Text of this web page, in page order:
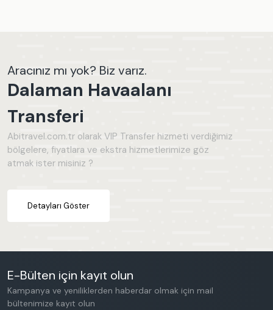
Aracınız mı yok? Biz varız.
Dalaman Havaalanı
Transferi
Abitravel.com.tr olarak VIP Transfer hizmeti verdiğimiz
bölgelere, fiyatlara ve ekstra hizmetlerimize göz
atmak ister misiniz ?
Detayları Göster
E-Bülten için kayıt olun
Kampanya ve yeniliklerden haberdar olmak için mail
bültenimize kayıt olun